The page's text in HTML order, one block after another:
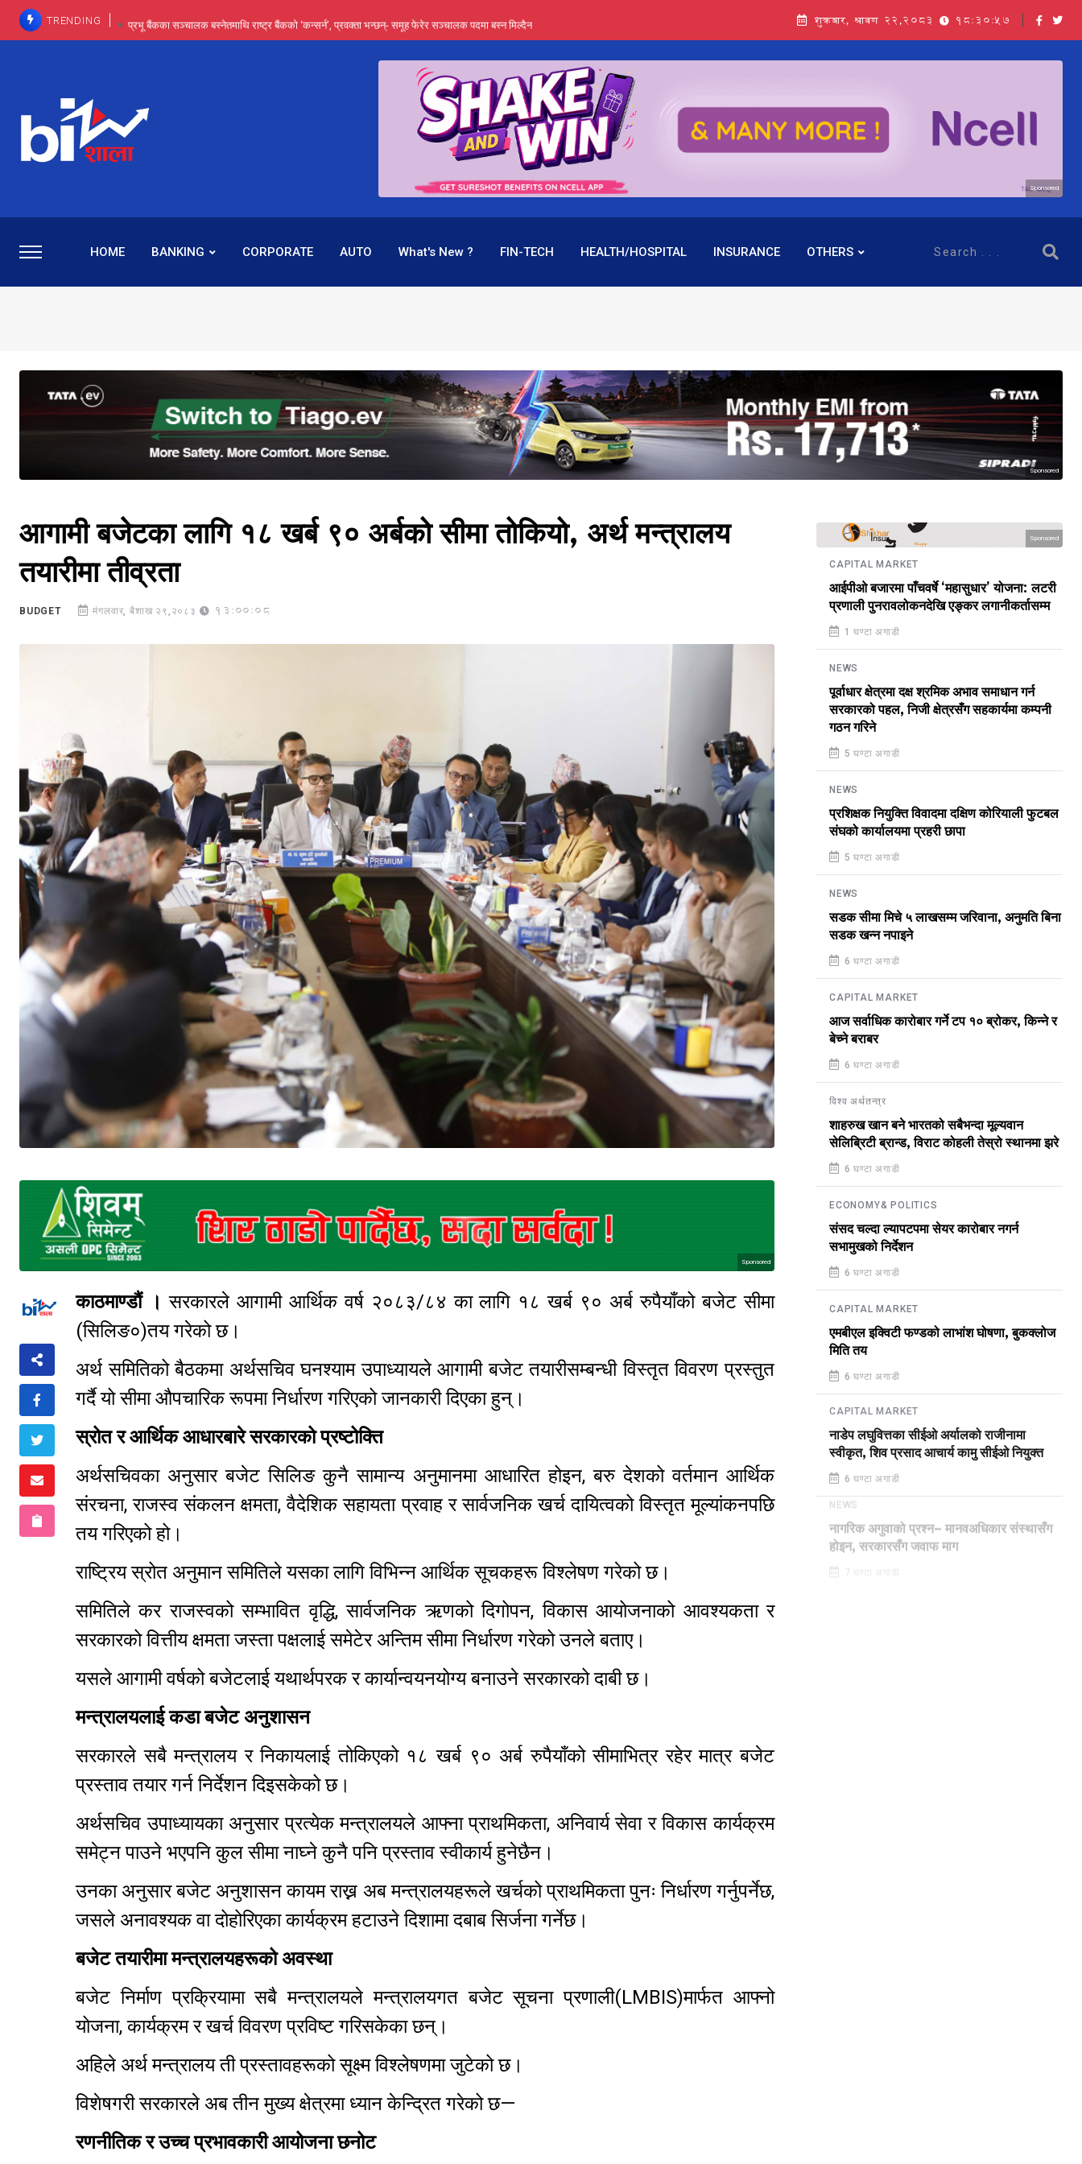
TRENDING प्रभू बैंकका सञ्चालक बस्नेतमाथि राष्ट्र बैंकको ‘कन्सर्न’, प्रवक्ता भन्छन्- समूह फेरेर सञ्चालक पदमा बस्न मिल्दैन
प्रभू बैंकमा सेञ्चुरीबाट आएका कर्मचारीमाथि हदैसम्मको विभेदः एउटै पदमा दुई थरि तलब, वर्षमै ९२ हजार घाटा !
कमाइमा गरिमाको दमदार छलाङ, सेयरधनीलाई २० प्रतिशत लाभांश दिने क्षमता
प्रभु बैंकमा रमिता : सर्वसाधारणबाट छिरेका बस्नेत संस्थापक बनेर निरन्तर, राष्ट्र बैंक किन मौन ?
शुक्रबार, श्रावण २२,२०८३ 18:30:58
Sponsored
HOME BANKING CORPORATE AUTO What's New ? FIN-TECH HEALTH/HOSPITAL INSURANCE OTHERS
Sponsored
आगामी बजेटका लागि १८ खर्ब ९० अर्बको सीमा तोकियो, अर्थ मन्त्रालय
तयारीमा तीव्रता
BUDGET मंगलवार, बैशाख २९,२०८३ 13:00:08
Sponsored
काठमाण्डौं ।सरकारले आगामी आर्थिक वर्ष २०८३/८४ का लागि १८ खर्ब ९० अर्ब रुपैयाँको बजेट सीमा
(सिलिङ०)तय गरेको छ।
अर्थ समितिको बैठकमा अर्थसचिव घनश्याम उपाध्यायले आगामी बजेट तयारीसम्बन्धी विस्तृत विवरण प्रस्तुत
गर्दै यो सीमा औपचारिक रूपमा निर्धारण गरिएको जानकारी दिएका हुन्।
स्रोत र आर्थिक आधारबारे सरकारको प्रष्टोक्ति
अर्थसचिवका अनुसार बजेट सिलिङ कुनै सामान्य अनुमानमा आधारित होइन, बरु देशको वर्तमान आर्थिक
संरचना, राजस्व संकलन क्षमता, वैदेशिक सहायता प्रवाह र सार्वजनिक खर्च दायित्वको विस्तृत मूल्यांकनपछि
तय गरिएको हो।
राष्ट्रिय स्रोत अनुमान समितिले यसका लागि विभिन्न आर्थिक सूचकहरू विश्लेषण गरेको छ।
समितिले कर राजस्वको सम्भावित वृद्धि, सार्वजनिक ऋणको दिगोपन, विकास आयोजनाको आवश्यकता र
सरकारको वित्तीय क्षमता जस्ता पक्षलाई समेटेर अन्तिम सीमा निर्धारण गरेको उनले बताए।
यसले आगामी वर्षको बजेटलाई यथार्थपरक र कार्यान्वयनयोग्य बनाउने सरकारको दाबी छ।
मन्त्रालयलाई कडा बजेट अनुशासन
सरकारले सबै मन्त्रालय र निकायलाई तोकिएको १८ खर्ब ९० अर्ब रुपैयाँको सीमाभित्र रहेर मात्र बजेट
प्रस्ताव तयार गर्न निर्देशन दिइसकेको छ।
अर्थसचिव उपाध्यायका अनुसार प्रत्येक मन्त्रालयले आफ्ना प्राथमिकता, अनिवार्य सेवा र विकास कार्यक्रम
समेट्न पाउने भएपनि कुल सीमा नाघ्ने कुनै पनि प्रस्ताव स्वीकार्य हुनेछैन।
उनका अनुसार बजेट अनुशासन कायम राख्न अब मन्त्रालयहरूले खर्चको प्राथमिकता पुनः निर्धारण गर्नुपर्नेछ,
जसले अनावश्यक वा दोहोरिएका कार्यक्रम हटाउने दिशामा दबाब सिर्जना गर्नेछ।
बजेट तयारीमा मन्त्रालयहरूको अवस्था
बजेट निर्माण प्रक्रियामा सबै मन्त्रालयले मन्त्रालयगत बजेट सूचना प्रणाली(LMBIS)मार्फत आफ्नो
योजना, कार्यक्रम र खर्च विवरण प्रविष्ट गरिसकेका छन्।
अहिले अर्थ मन्त्रालय ती प्रस्तावहरूको सूक्ष्म विश्लेषणमा जुटेको छ।
विशेषगरी सरकारले अब तीन मुख्य क्षेत्रमा ध्यान केन्द्रित गरेको छ—
रणनीतिक र उच्च प्रभावकारी आयोजना छनोट
Sponsored
CAPITAL MARKET
आईपीओ बजारमा पाँचवर्षे ‘महासुधार’ योजना: लटरी
प्रणाली पुनरावलोकनदेखि एङ्कर लगानीकर्तासम्म
1 घण्टा अगाडी
NEWS
पूर्वाधार क्षेत्रमा दक्ष श्रमिक अभाव समाधान गर्न
सरकारको पहल, निजी क्षेत्रसँग सहकार्यमा कम्पनी
गठन गरिने
5 घण्टा अगाडी
NEWS
प्रशिक्षक नियुक्ति विवादमा दक्षिण कोरियाली फुटबल
संघको कार्यालयमा प्रहरी छापा
5 घण्टा अगाडी
NEWS
सडक सीमा मिचे ५ लाखसम्म जरिवाना, अनुमति बिना
सडक खन्न नपाइने
6 घण्टा अगाडी
CAPITAL MARKET
आज सर्वाधिक कारोबार गर्ने टप १० ब्रोकर, किन्ने र
बेच्ने बराबर
6 घण्टा अगाडी
विश्व अर्थतन्त्र
शाहरुख खान बने भारतको सबैभन्दा मूल्यवान
सेलिब्रिटी ब्रान्ड, विराट कोहली तेस्रो स्थानमा झरे
6 घण्टा अगाडी
ECONOMY& POLITICS
संसद चल्दा ल्यापटपमा सेयर कारोबार नगर्न
सभामुखको निर्देशन
6 घण्टा अगाडी
CAPITAL MARKET
एमबीएल इक्विटी फण्डको लाभांश घोषणा, बुकक्लोज
मिति तय
6 घण्टा अगाडी
CAPITAL MARKET
नाडेप लघुवित्तका सीईओ अर्यालको राजीनामा
स्वीकृत, शिव प्रसाद आचार्य कामु सीईओ नियुक्त
6 घण्टा अगाडी
नागरिक अगुवाको प्रश्न– मानवअधिकार संस्थासँग